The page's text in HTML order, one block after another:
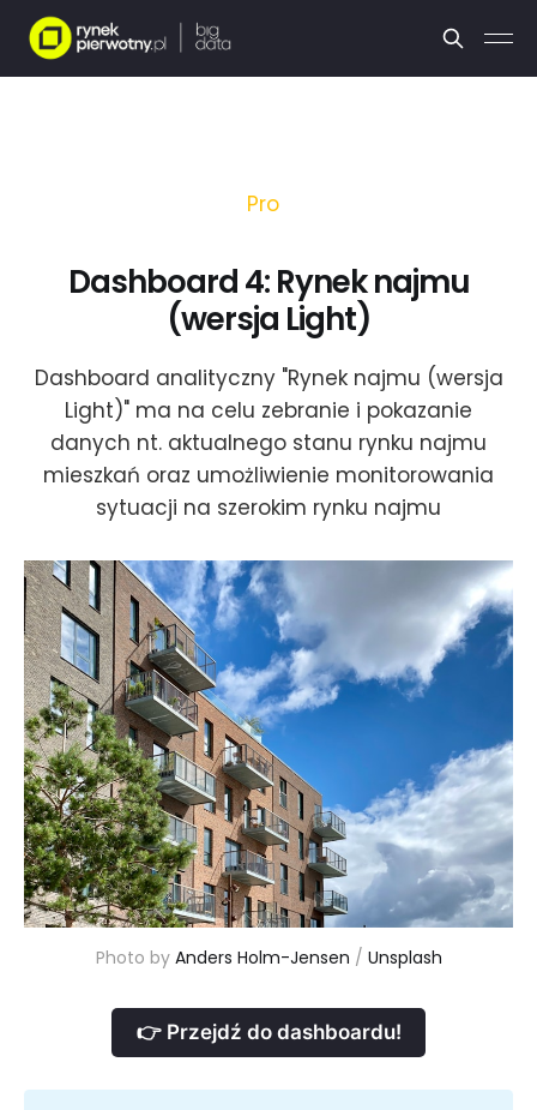
Pro
Dashboard 4: Rynek najmu
(wersja Light)
Dashboard analityczny "Rynek najmu (wersja
Light)" ma na celu zebranie i pokazanie
danych nt. aktualnego stanu rynku najmu
mieszkań oraz umożliwienie monitorowania
sytuacji na szerokim rynku najmu
Photo by Anders Holm-Jensen / Unsplash
👉 Przejdź do dashboardu!